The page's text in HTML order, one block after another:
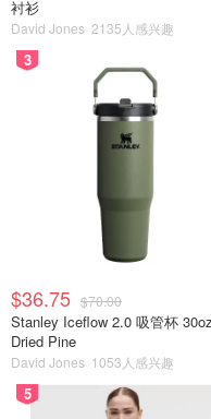
衬衫
David Jones 2135人感兴趣
3
$36.75 $70.00
Stanley Iceflow 2.0 吸管杯 30oz
Dried Pine
David Jones 1053人感兴趣
5